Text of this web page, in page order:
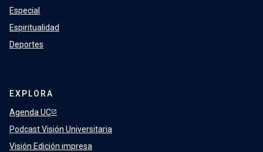
Especial
Espiritualidad
Deportes
EXPLORA
Agenda UC
Podcast Visión Universitaria
Visión Edición impresa